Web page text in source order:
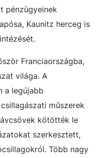
pénzügyeinek
Kaunitz herceg is
Franciaországba,
világa. A
a legújabb
műszerek
kötötték le
szerkesztett,
Több nagy